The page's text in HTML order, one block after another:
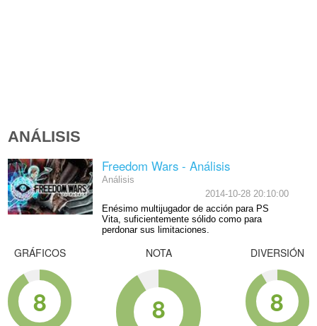
ANÁLISIS
Freedom Wars - Análisis
Análisis
2014-10-28 20:10:00
Enésimo multijugador de acción para PS
Vita, suficientemente sólido como para
perdonar sus limitaciones.
GRÁFICOS
8
NOTA
8
DIVERSIÓN
8